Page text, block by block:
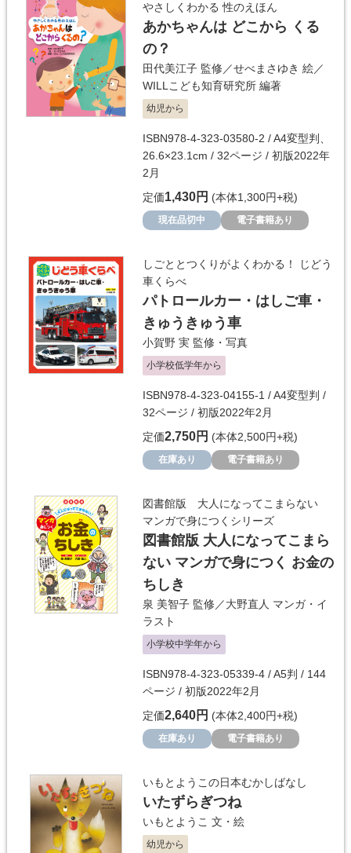
やさしくわかる 性のえほん
あかちゃんは どこから くる
の？
田代美江子 監修／せべまさゆき 絵／
WILLこども知育研究所 編著
幼児から
ISBN978-4-323-03580-2 / A4変型判、
26.6×23.1cm / 32ページ / 初版2022年
2月
定価1,430円 (本体1,300円+税)
現在品切中 電子書籍あり
しごととつくりがよくわかる！ じどう
車くらべ
パトロールカー・はしご車・
きゅうきゅう車
小賀野 実 監修・写真
小学校低学年から
ISBN978-4-323-04155-1 / A4変型判 /
32ページ / 初版2022年2月
定価2,750円 (本体2,500円+税)
在庫あり 電子書籍あり
図書館版 大人になってこまらない
マンガで身につくシリーズ
図書館版 大人になってこまら
ない マンガで身につく お金の
ちしき
泉 美智子 監修／大野直人 マンガ・イ
ラスト
小学校中学年から
ISBN978-4-323-05339-4 / A5判 / 144
ページ / 初版2022年2月
定価2,640円 (本体2,400円+税)
在庫あり 電子書籍あり
いもとようこの日本むかしばなし
いたずらぎつね
いもとようこ 文・絵
幼児から